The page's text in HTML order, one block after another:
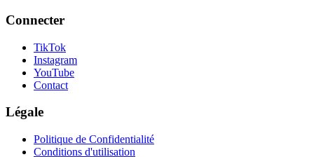
Connecter
TikTok
Instagram
YouTube
Contact
Légale
Politique de Confidentialité
Conditions d'utilisation